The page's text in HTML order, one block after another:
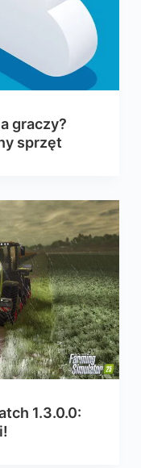
graczy?
sprzęt
1.3.0.0: